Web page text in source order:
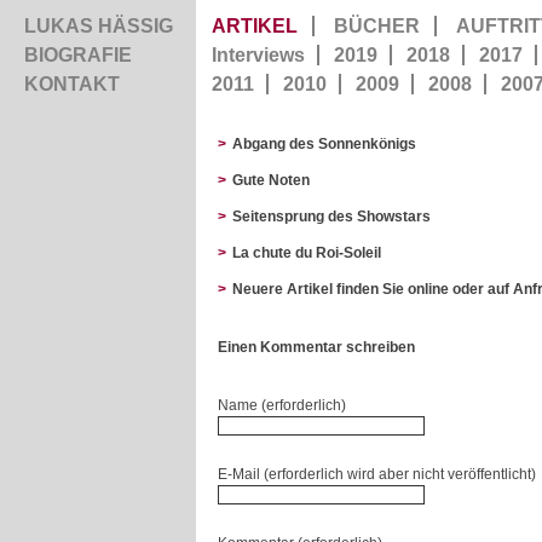
LUKAS HÄSSIG
BIOGRAFIE
KONTAKT
ARTIKEL BÜCHER
Interviews
2019 2018 2017
2011
2010 2009 2008
> Abgang des Sonnenkönigs
> Gute Noten
> Seitensprung des Showstars
> La chute du Roi-Soleil
> Neuere Artikel finden Sie online oder auf
Einen Kommentar schreiben
Name (erforderlich)
E-Mail (erforderlich wird aber nicht veröffentlicht)